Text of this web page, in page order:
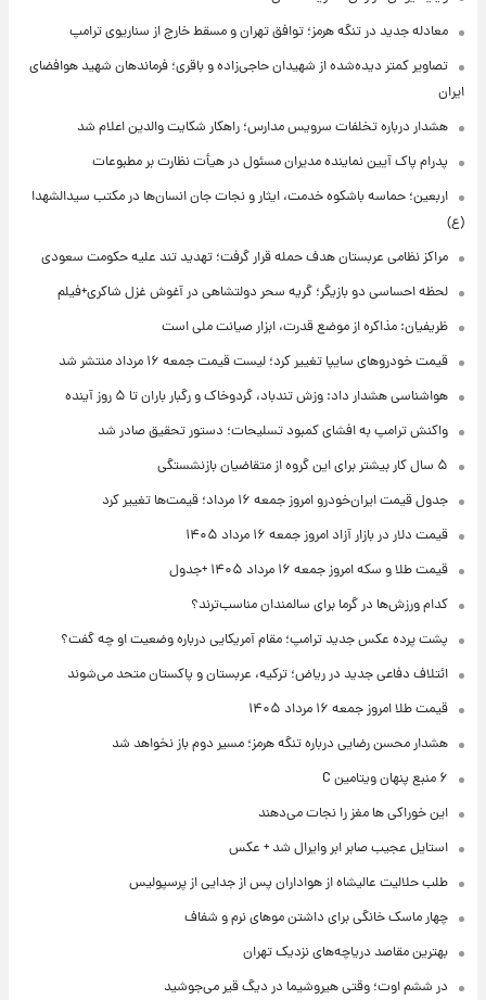
معادله جدید در تنگه هرمز؛ توافق تهران و مسقط خارج از سناریوی ترامپ
تصاویر کمتر دیده‌شده از شهیدان حاجی‌زاده و باقری؛ فرماندهان شهید هوافضای
ایران
هشدار درباره تخلفات سرویس مدارس؛ راهکار شکایت والدین اعلام شد
پدرام پاک آیین نماینده مدیران مسئول در هیأت نظارت بر مطبوعات
اربعین؛ حماسه باشکوه خدمت، ایثار و نجات جان انسان‌ها در مکتب سیدالشهدا
(ع)
مراکز نظامی عربستان هدف حمله قرار گرفت؛ تهدید تند علیه حکومت سعودی
لحظه احساسی دو بازیگر؛ گریه سحر دولتشاهی در آغوش غزل شاکری+فیلم
ظریفیان: مذاکره از موضع قدرت، ابزار صیانت ملی است
قیمت خودروهای سایپا تغییر کرد؛ لیست قیمت جمعه ۱۶ مرداد منتشر شد
هواشناسی هشدار داد: وزش تندباد، گردوخاک و رگبار باران تا ۵ روز آینده
واکنش ترامپ به افشای کمبود تسلیحات؛ دستور تحقیق صادر شد
۵ سال کار بیشتر برای این گروه از متقاضیان بازنشستگی
جدول قیمت ایران‌خودرو امروز جمعه ۱۶ مرداد؛ قیمت‌ها تغییر کرد
قیمت دلار در بازار آزاد امروز جمعه ۱۶ مرداد ۱۴۰۵
قیمت طلا و سکه امروز جمعه ۱۶ مرداد ۱۴۰۵ +جدول
کدام ورزش‌ها در گرما برای سالمندان مناسب‌ترند؟
پشت پرده عکس جدید ترامپ؛ مقام آمریکایی درباره وضعیت او چه گفت؟
ائتلاف دفاعی جدید در ریاض؛ ترکیه، عربستان و پاکستان متحد می‌شوند
قیمت طلا امروز جمعه ۱۶ مرداد ۱۴۰۵
هشدار محسن رضایی درباره تنگه هرمز؛ مسیر دوم باز نخواهد شد
۶ منبع پنهان ویتامین C
این خوراکی ها مغز را نجات می‌دهند
استایل عجیب صابر ابر وایرال شد + عکس
طلب حلالیت عالیشاه از هواداران پس از جدایی از پرسپولیس
چهار ماسک خانگی برای داشتن موهای نرم و شفاف
بهترین مقاصد دریاچه‌های نزدیک تهران
در ششم اوت؛ وقتی هیروشیما در دیگ قیر می‌جوشید